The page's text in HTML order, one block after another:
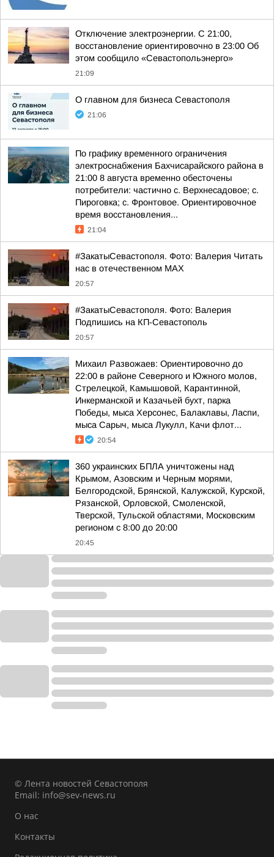
Отключение электроэнергии. С 21:00,
восстановление ориентировочно в 23:00 Об
этом сообщило «Севастопольэнерго»
21:09
О главном для бизнеса Севастополя
21:06
По графику временного ограничения
электроснабжения Бахчисарайского района в
21:00 8 августа временно обесточены
потребители: частично с. Верхнесадовое; с.
Пироговка; с. Фронтовое. Ориентировочное
время восстановления...
21:04
#ЗакатыСевастополя. Фото: Валерия Читать
нас в отечественном MAX
20:57
#ЗакатыСевастополя. Фото: Валерия
Подпишись на КП-Севастополь
20:57
Михаил Развожаев: Ориентировочно до
22:00 в районе Северного и Южного молов,
Стрелецкой, Камышовой, Карантинной,
Инкерманской и Казачьей бухт, парка
Победы, мыса Херсонес, Балаклавы, Ласпи,
мыса Сарыч, мыса Лукулл, Качи флот...
20:54
360 украинских БПЛА уничтожены над
Крымом, Азовским и Черным морями,
Белгородской, Брянской, Калужской, Курской,
Рязанской, Орловской, Смоленской,
Тверской, Тульской областями, Московским
регионом с 8:00 до 20:00
20:45
© Лента новостей Севастополя
Email: info@sev-news.ru
О нас
Контакты